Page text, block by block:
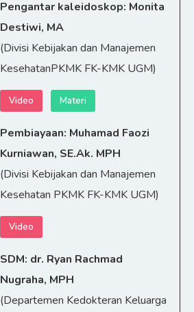
Pengantar kaleidoskop: Monita
Destiwi, MA
(Divisi Kebijakan dan Manajemen
KesehatanPKMK FK-KMK UGM)
Video Materi
Pembiayaan: Muhamad Faozi
Kurniawan, SE.Ak. MPH
(Divisi Kebijakan dan Manajemen
Kesehatan PKMK FK-KMK UGM)
Video
SDM: dr. Ryan Rachmad
Nugraha, MPH
(Departemen Kedokteran Keluarga